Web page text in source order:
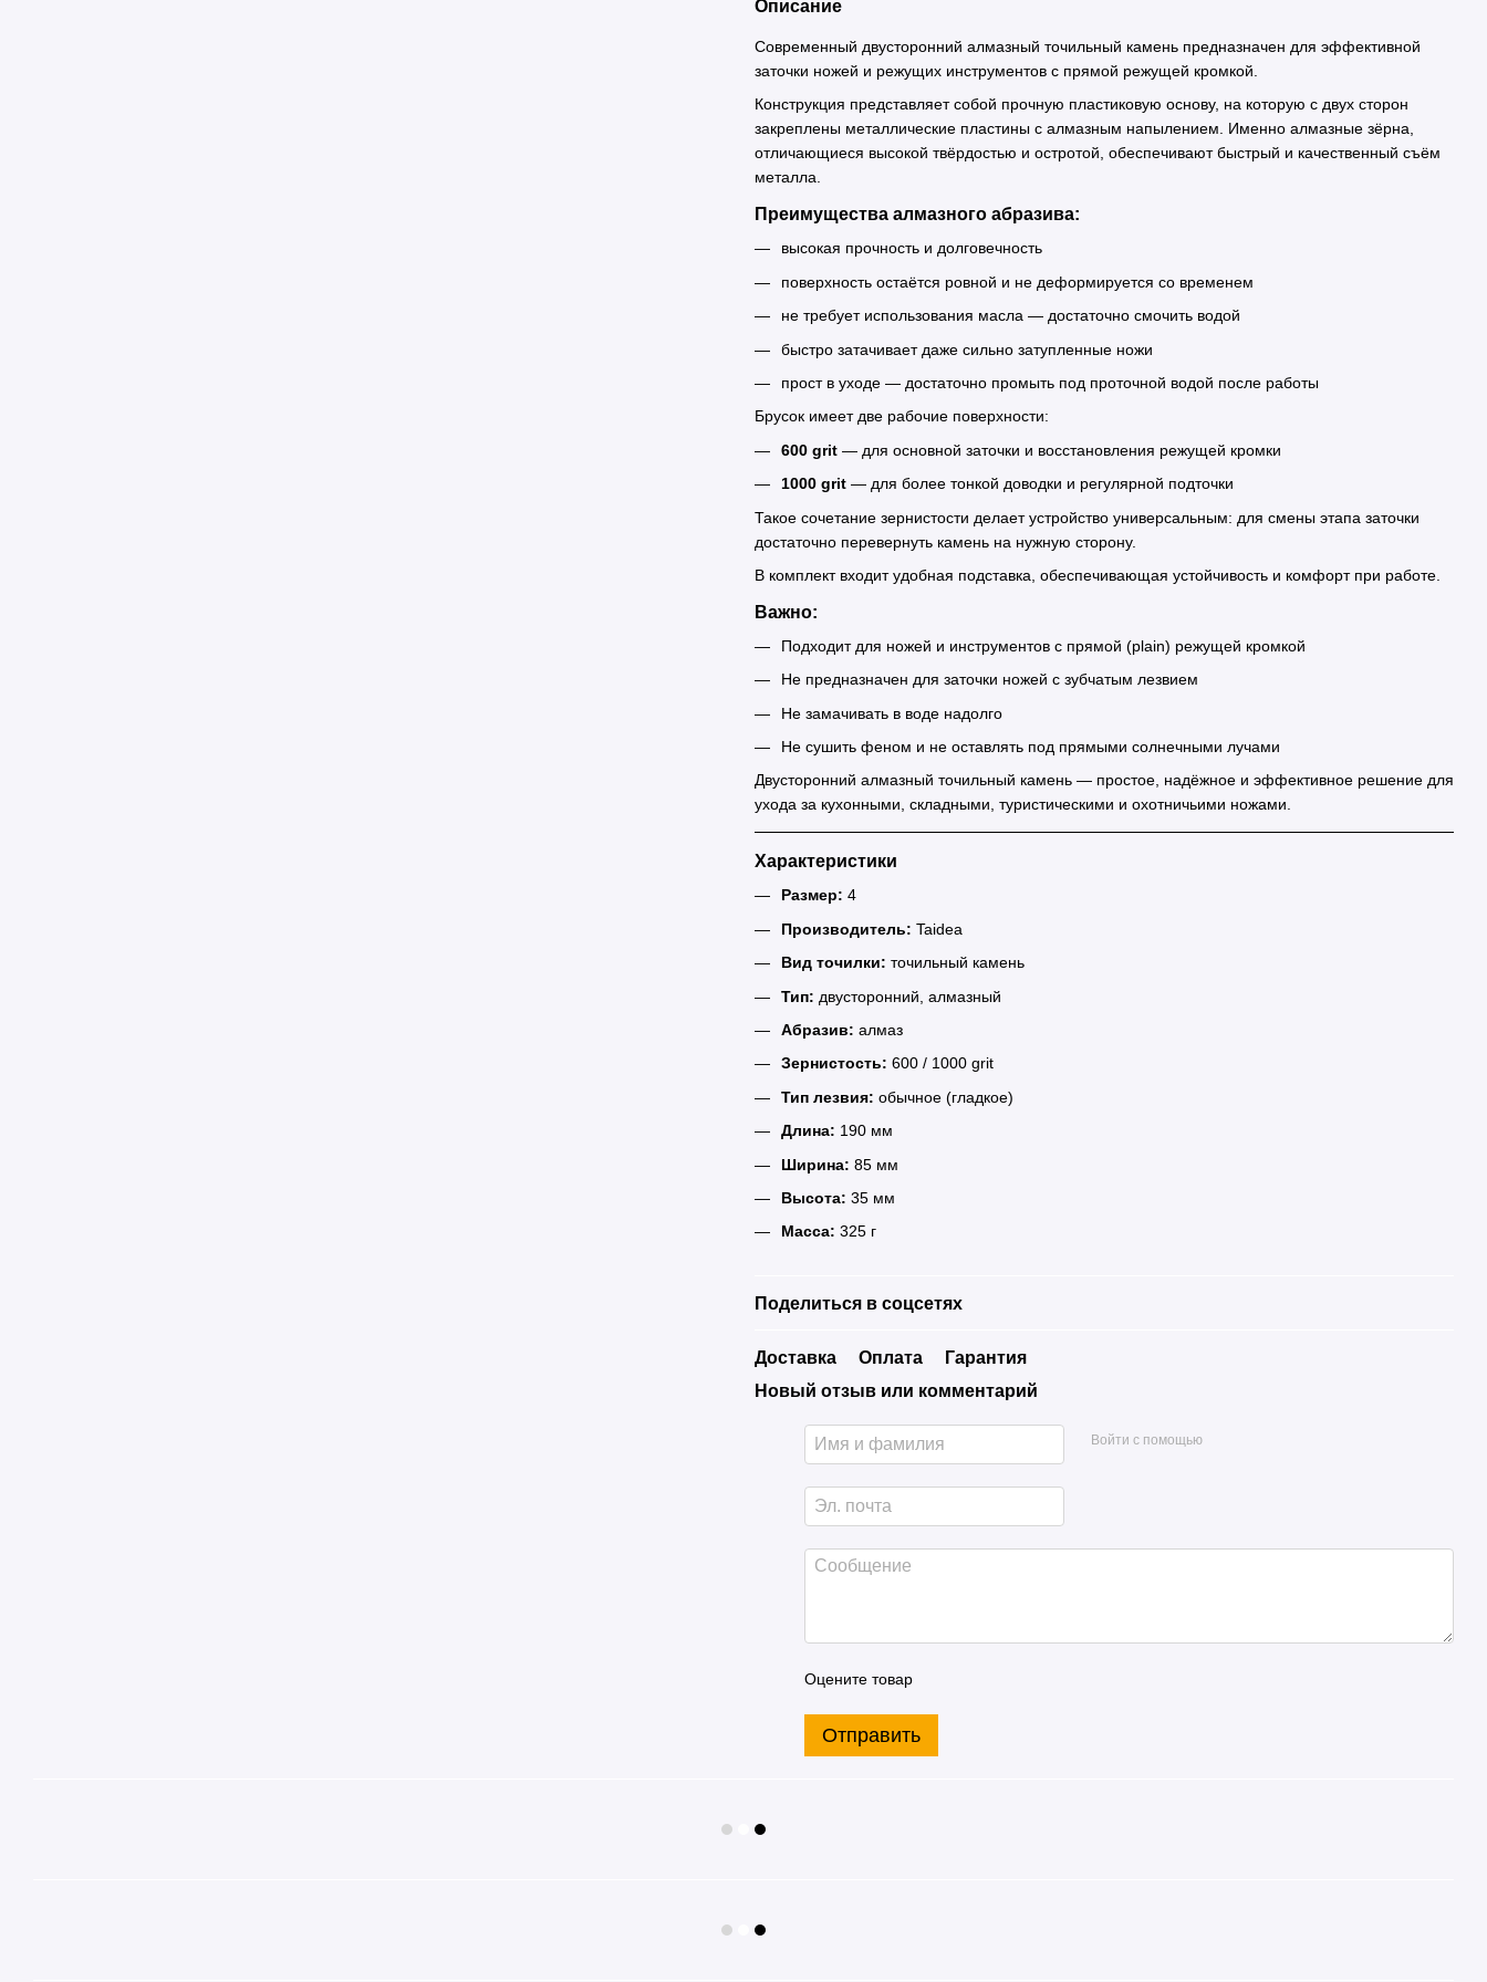
Описание
Современный двусторонний алмазный точильный камень предназначен для эффективной
заточки ножей и режущих инструментов с прямой режущей кромкой.
Конструкция представляет собой прочную пластиковую основу, на которую с двух сторон
закреплены металлические пластины с алмазным напылением. Именно алмазные зёрна,
отличающиеся высокой твёрдостью и остротой, обеспечивают быстрый и качественный съём
металла.
Преимущества алмазного абразива:
высокая прочность и долговечность
поверхность остаётся ровной и не деформируется со временем
не требует использования масла — достаточно смочить водой
быстро затачивает даже сильно затупленные ножи
прост в уходе — достаточно промыть под проточной водой после работы
Брусок имеет две рабочие поверхности:
600 grit — для основной заточки и восстановления режущей кромки
1000 grit — для более тонкой доводки и регулярной подточки
Такое сочетание зернистости делает устройство универсальным: для смены этапа заточки
достаточно перевернуть камень на нужную сторону.
В комплект входит удобная подставка, обеспечивающая устойчивость и комфорт при работе.
Важно:
Подходит для ножей и инструментов с прямой (plain) режущей кромкой
Не предназначен для заточки ножей с зубчатым лезвием
Не замачивать в воде надолго
Не сушить феном и не оставлять под прямыми солнечными лучами
Двусторонний алмазный точильный камень — простое, надёжное и эффективное решение для
ухода за кухонными, складными, туристическими и охотничьими ножами.
Характеристики
Размер: 4
Производитель: Taidea
Вид точилки: точильный камень
Тип: двусторонний, алмазный
Абразив: алмаз
Зернистость: 600 / 1000 grit
Тип лезвия: обычное (гладкое)
Длина: 190 мм
Ширина: 85 мм
Высота: 35 мм
Масса: 325 г
Поделиться в соцсетях
Доставка Оплата
Гарантия
Новый отзыв или комментарий
Войти с помощью
Оцените товар
Отправить